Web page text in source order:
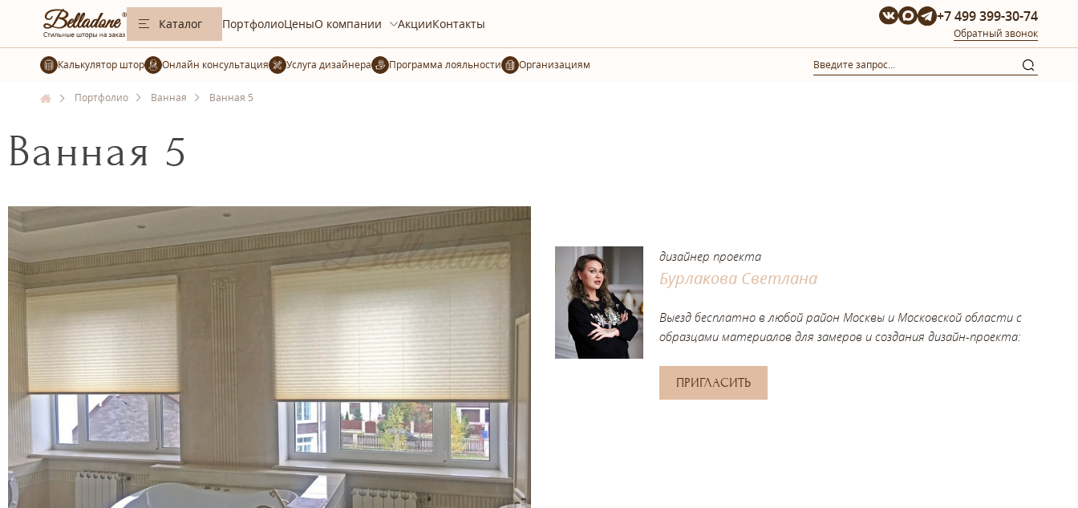
Каталог ПортфолиоЦеныО компании АкцииКонтакты +7 499 399-30-74
Обратный звонок
Калькулятор штор Услуга дизайнера Организациям
Портфолио Ванная Ванная 5
Ванная 5
дизайнер проекта
Бурлакова Светлана
Выезд бесплатно в любой район Москвы и Московской области с
образцами материалов для замеров и создания дизайн-проекта:
ПРИГЛАСИТЬ